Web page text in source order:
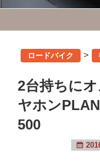
ロードバイク >
2台持ちに
ヤホン
500